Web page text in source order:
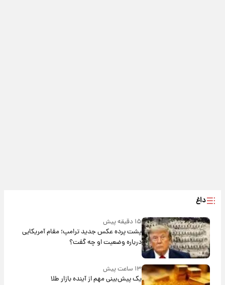
داغ
۱۵ دقیقه پیش
پشت پرده عکس جدید ترامپ؛ مقام آمریکایی
درباره وضعیت او چه گفت؟
۱۳ ساعت پیش
یک پیش‌بینی مهم از آینده بازار طلا